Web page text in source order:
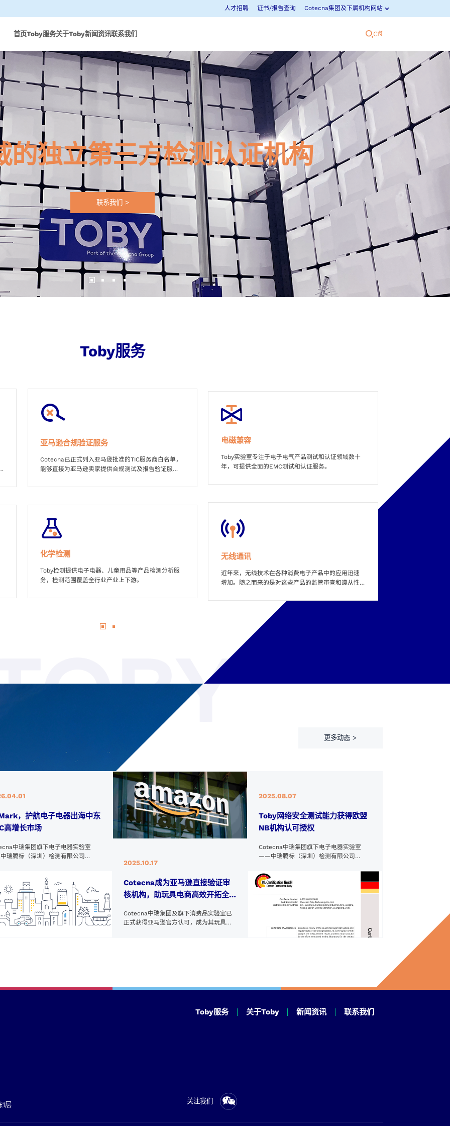
人才招聘 证书/报告查询 Cotecna集团及下属机构网站
首页Toby服务关于Toby新闻资讯联系我们 CN
Cotecna集团
ACT实验室
Agronómica实验室
AGS
Cotecna消费品
Cotecna埃及
Cotecna印度
Cotecna日本
Cotecna荷兰实验室
Cotecna马来西亚
Cotecna中东
Cotecna尼日利亚
Cotecna泰国
Cotecna越南
ESTS
Fitosoil实验室
GeoChem实验室
检创检测
中瑞凯新
Neotron实验室
Shiva实验室
Suolo e Salute
Wimpey实验室
的独立第三方检测认证机构
联系我们 >
Toby服务
亚马逊合规验证服务
Cotecna已正式列入亚马逊批准的TIC服务商白名单，
能够直接为亚马逊卖家提供合规测试及报告验证服
电磁兼容
Toby实验室专注于电子电气产品测试和认证领域数十
年，可提供全面的EMC测试和认证服务。
化学检测
Toby检测提供电子电器、儿童用品等产品检测分析服
务，检测范围覆盖全行业产业上下游。
无线通讯
近年来，无线技术在各种消费电子产品中的应用迅速
增加。随之而来的是对这些产品的监管审查和遵从性
产品可靠的评估
温、低温、不同
更多动态 >
，护航电子电器出海中东
高增长市场
中瑞集团旗下电子电器实验室
瑞腾标（深圳）检测有限公司
测试并签发G-Mark证书，为中国企
进入GCC市场，提供优质高效的认
，是Cotecna在电子电器领域持续
务能力，推进“本土服务，全球认
力证。
2025.10.17
Cotecna成为亚马逊直接验证审
核机构，助玩具电商高效开拓全
Cotecna中瑞集团及旗下消费品实验室已
正式获得亚马逊官方认可，成为其玩具品
2025.08.07
Toby网络安全测试能力获得欧盟
NB机构认可授权
Cotecna中瑞集团旗下电子电器实验室
——中瑞腾标（深圳）检测有限公司
Certification GmbH（欧盟NB号：
2784）的审核，获得欧盟网络安全标准
EN 18031标准的认可授权！已经成功为品
牌客户申请获得NB证书！
1层
Toby服务 关于Toby 新闻资讯 联系我们
关注我们